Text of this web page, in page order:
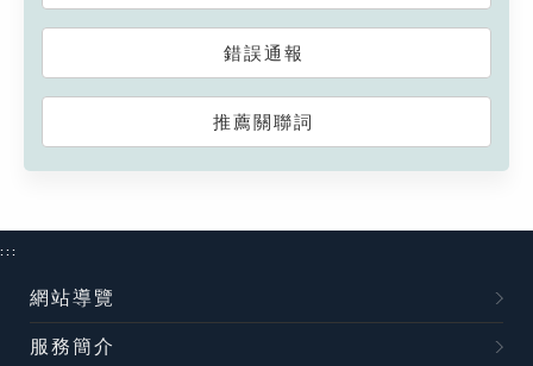
錯誤通報
推薦關聯詞
:::
網站導覽
服務簡介